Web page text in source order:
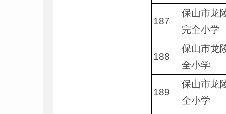
187
保山市龙
完全小学
188
保山市龙
全小学
189
保山市龙
全小学